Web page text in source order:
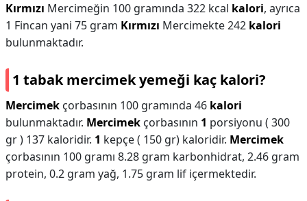
Kırmızı Mercimeğin 100 gramında 322 kcal kalori, ayrıca
1 Fincan yani 75 gram Kırmızı Mercimekte 242 kalori
bulunmaktadır.
1 tabak mercimek yemeği kaç kalori?
Mercimek çorbasının 100 gramında 46 kalori
bulunmaktadır. Mercimek çorbasının 1 porsiyonu ( 300
gr ) 137 kaloridir. 1 kepçe ( 150 gr) kaloridir. Mercimek
çorbasının 100 gramı 8.28 gram karbonhidrat, 2.46 gram
protein, 0.2 gram yağ, 1.75 gram lif içermektedir.